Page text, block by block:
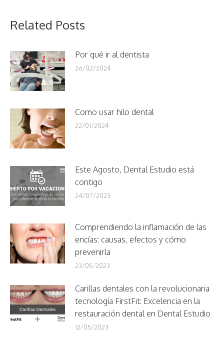
Related Posts
Por qué ir al dentista
26/02/2024
Como usar hilo dental
22/01/2024
Este Agosto, Dental Estudio está
contigo
24/07/2023
Comprendiendo la inflamación de las
encías: causas, efectos y cómo
prevenirla
23/05/2023
Carillas dentales con la revolucionaria
tecnología FirstFit: Excelencia en la
restauración dental en Dental Estudio
12/05/2023